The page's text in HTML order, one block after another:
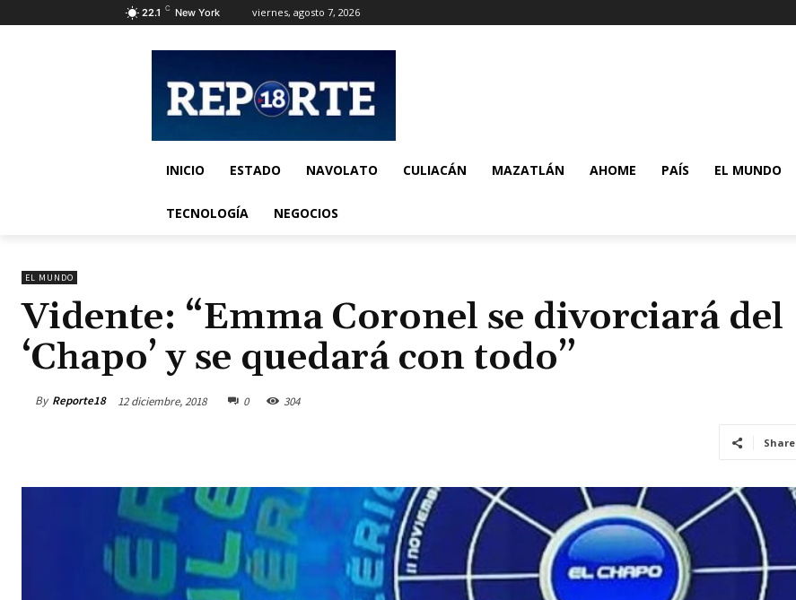
22.1 C New York viernes, agosto 7, 2026
INICIO ESTADO NAVOLATO CULIACÁN MAZATLÁN AHOME PAÍS EL MUNDO
TECNOLOGÍA NEGOCIOS
EL MUNDO
Vidente: “Emma Coronel se divorciará del
‘Chapo’ y se quedará con todo”
By Reporte18 12 diciembre, 2018 0 304
Share